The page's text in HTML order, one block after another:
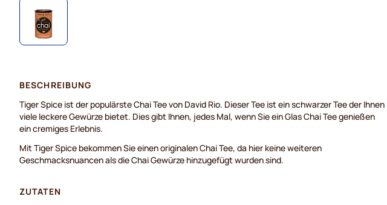
BESCHREIBUNG
Tiger Spice ist der populärste Chai Tee von David Rio. Dieser Tee ist ein schwarzer Tee der Ihnen
viele leckere Gewürze bietet. Dies gibt Ihnen, jedes Mal, wenn Sie ein Glas Chai Tee genießen
ein cremiges Erlebnis.
Mit Tiger Spice bekommen Sie einen originalen Chai Tee, da hier keine weiteren
Geschmacksnuancen als die Chai Gewürze hinzugefügt wurden sind.
ZUTATEN